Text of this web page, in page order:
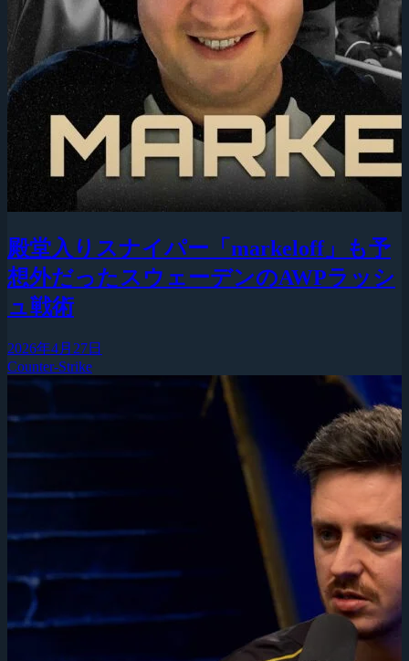
殿堂入りスナイパー「markeloff」も予
想外だったスウェーデンのAWPラッシ
ュ戦術
2026年4月27日
Counter-Strike